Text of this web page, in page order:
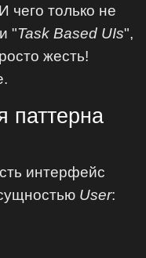
чего только не
"Task Based UIs",
жесть!
паттерна
интерфейс
User: